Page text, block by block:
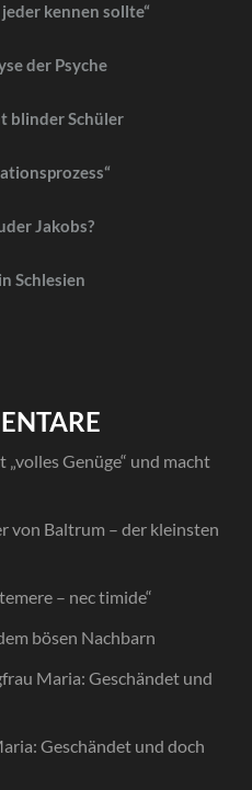
kennen sollte“
der Psyche
blinder Schüler
Jakobs?
Schlesien
Genüge“ und macht
von Baltrum – der kleinsten
temere – nec timide“
bösen Nachbarn
Maria: Geschändet und
Geschändet und doch